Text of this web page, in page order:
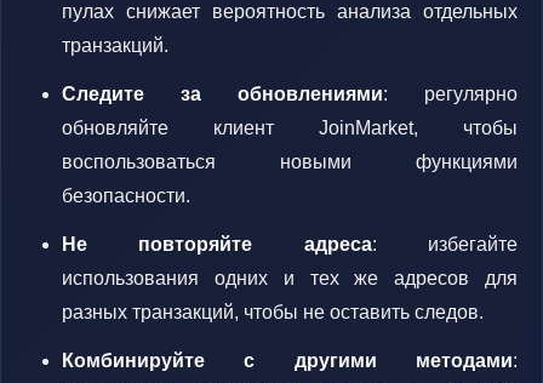
пулах снижает вероятность анализа отдельных
транзакций.
Следите за обновлениями: регулярно
обновляйте клиент JoinMarket, чтобы
воспользоваться новыми функциями
безопасности.
Не повторяйте адреса: избегайте
использования одних и тех же адресов для
разных транзакций, чтобы не оставить следов.
Комбинируйте с другими методами: